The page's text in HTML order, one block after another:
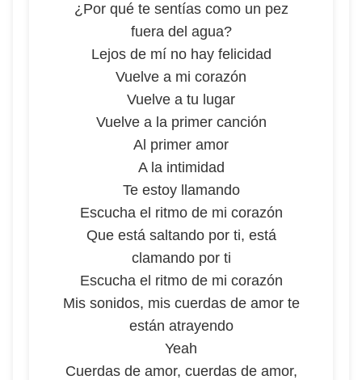
¿Por qué te sentías como un pez
fuera del agua?
Lejos de mí no hay felicidad
Vuelve a mi corazón
Vuelve a tu lugar
Vuelve a la primer canción
Al primer amor
A la intimidad
Te estoy llamando
Escucha el ritmo de mi corazón
Que está saltando por ti, está
clamando por ti
Escucha el ritmo de mi corazón
Mis sonidos, mis cuerdas de amor te
están atrayendo
Yeah
Cuerdas de amor, cuerdas de amor,